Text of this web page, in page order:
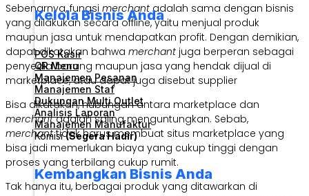
Kelola Bisnis Anda
POS Kasir
QR Menu
Manajemen Pesanan
Manajemen Staf
Dukungan Multi Outlet
Analisis Laporan
Manajemen Manufaktur
Komisi(Segera Hadir)
Kembangkan Bisnis Anda
Sebenarnya, fungsi merchant adalah sama dengan bisnis
yang dilakukan secara offline, yaitu menjual produk
maupun jasa untuk mendapatkan profit. Dengan demikian,
dapat dikatakan bahwa merchant juga berperan sebagai
penyedia barang maupun jasa yang hendak dijual di
marketplace, atau dapat juga disebut supplier
Bisa dikatakan, hubungan antara marketplace dan
merchantadalah saling menguntungkan. Sebab,
merchanttidak harus membuat situs marketplace yang
bisa jadi memerlukan biaya yang cukup tinggi dengan
proses yang terbilang cukup rumit.
Tak hanya itu, berbagai produk yang ditawarkan di